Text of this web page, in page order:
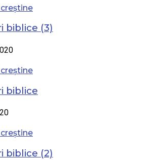
biblice (3)
biblice
biblice (2)